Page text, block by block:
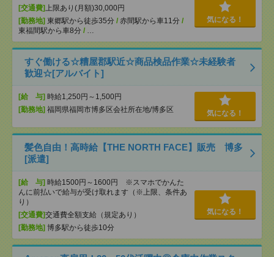
[交通費] 上限あり(月額)30,000円
[勤務地] 東郷駅から徒歩35分 / 赤間駅から車11分 /
東福間駅から車8分 / …
気になる！
すぐ働ける☆糟屋郡駅近☆商品検品作業☆未経験者
歓迎☆[アルバイト]
[給 与] 時給1,250円～1,500円
[勤務地] 福岡県福岡市博多区会社所在地/博多区 気になる！
髪色自由！高時給【THE NORTH FACE】販売 博多
[派遣]
[給 与] 時給1500円～1600円 ※スマホでかんた
んに前払いで給与が受け取れます（※上限、条件あ
り）
[交通費]交通費全額支給（規定あり）
[勤務地] 博多駅から徒歩10分
気になる！